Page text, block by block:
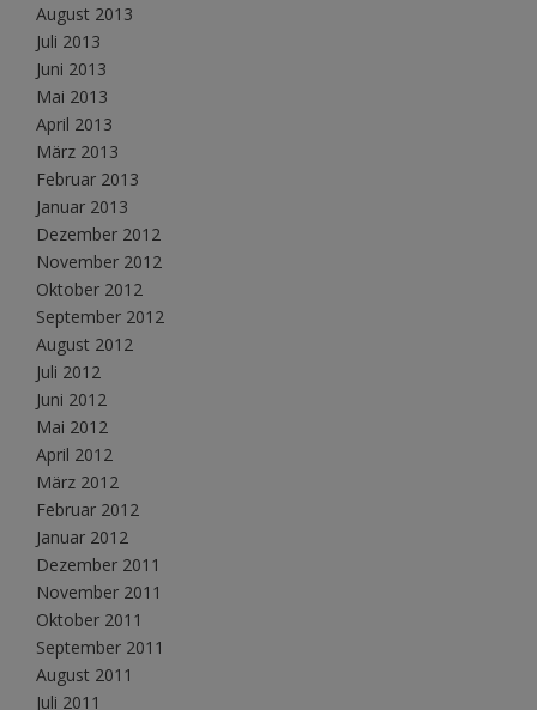
August 2013
Juli 2013
Juni 2013
Mai 2013
April 2013
März 2013
Februar 2013
Januar 2013
Dezember 2012
November 2012
Oktober 2012
September 2012
August 2012
Juli 2012
Juni 2012
Mai 2012
April 2012
März 2012
Februar 2012
Januar 2012
Dezember 2011
November 2011
Oktober 2011
September 2011
August 2011
Juli 2011